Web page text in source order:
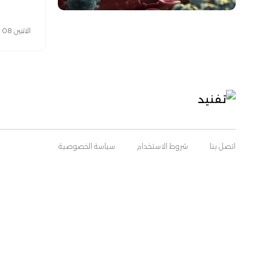
الاثنين 08 نوفمبر 2021
اتصل بنا شروط الاستخدام سياسة الخصوصية